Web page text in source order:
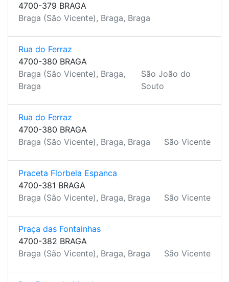
4700-379 BRAGA
Braga (São Vicente), Braga, Braga
Rua do Ferraz
4700-380 BRAGA
Braga (São Vicente), Braga,
Braga
São João do
Souto
Rua do Ferraz
4700-380 BRAGA
Braga (São Vicente), Braga, Braga
São Vicente
Praceta Florbela Espanca
4700-381 BRAGA
Braga (São Vicente), Braga, Braga
São Vicente
Praça das Fontainhas
4700-382 BRAGA
Braga (São Vicente), Braga, Braga
São Vicente